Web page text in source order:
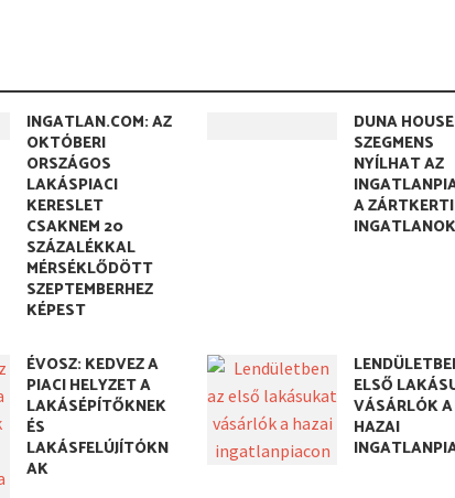
INGATLAN.COM: AZ
OKTÓBERI
ORSZÁGOS
LAKÁSPIACI
KERESLET
CSAKNEM 20
SZÁZALÉKKAL
MÉRSÉKLŐDÖTT
SZEPTEMBERHEZ
KÉPEST
DUNA
SZEGMENS
NYÍLHAT AZ
A ZÁRTKERTI
ÉVOSZ: KEDVEZ A
PIACI HELYZET A
LAKÁSÉPÍTŐKNEK
ÉS
LAKÁSFELÚJÍTÓKN
AK
ELSŐ
VÁSÁRLÓK A
HAZAI